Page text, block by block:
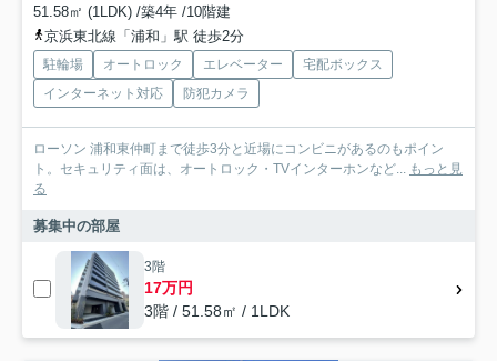
51.58㎡ (1LDK) /築4年 /10階建
京浜東北線「浦和」駅 徒歩2分
駐輪場 オートロック エレベーター
宅配ボックス
インターネット対応
防犯カメラ
ローソン 浦和東仲町まで徒歩3分と近場にコンビニがあるのもポイン
ト。セキュリティ面は、オートロック・TVインターホンなど...
もっと見
る
募集中の部屋
3階
17万円
3階 / 51.58㎡ / 1LDK